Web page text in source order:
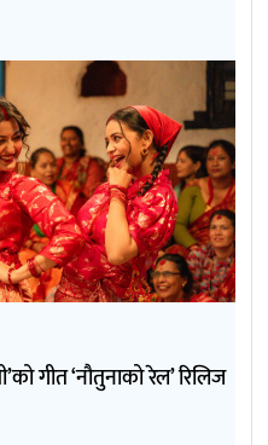
गीत ‘नौतुनाको रेल’ रिलिज